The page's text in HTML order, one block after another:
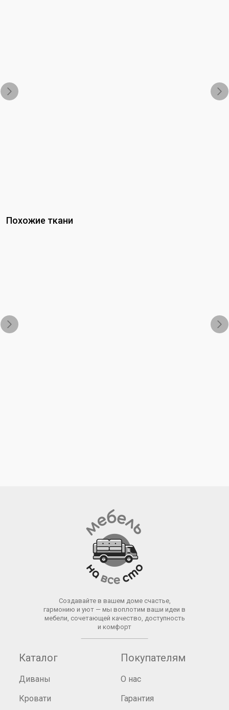
Похожие ткани
Создавайте в вашем доме счастье,
гармонию и уют — мы воплотим ваши идеи в
мебели, сочетающей качество, доступность
и комфорт
Каталог
Диваны
Кровати
Покупателям
О нас
Гарантия